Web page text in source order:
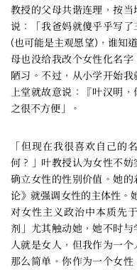
教授的父母共谐连理，按
说：「我爸妈就傻乎乎写
(也可能是主观愿望)，谁知
母也没给我改个女性化名
陋习。不过，从小学开始
上堂就故意说：『叶汉明
之很不方便」。
「但现在我很喜欢自己的
何？」叶教授认为女性不
确立女性的性别价值。她
论》就强调女性的主体性
对女性主义政治中本质先
剂」尤其触动她，她不时
人就是女人，但我作为一
那么简单。你作为一个女